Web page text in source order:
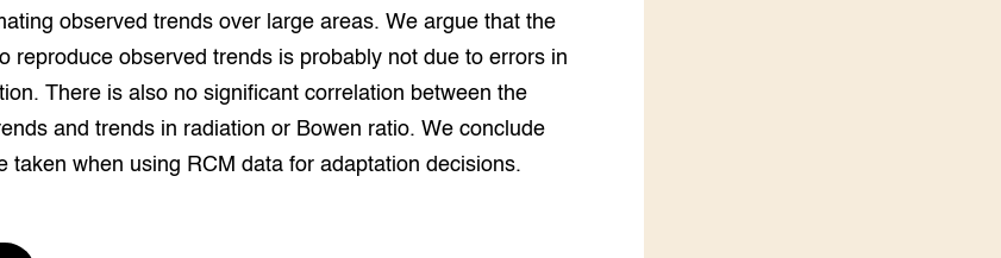
&
en
observed trends over large areas. We argue that the
reproduce observed trends is probably not due to errors in
There is also no significant correlation between the
and trends in radiation or Bowen ratio. We conclude
taken when using RCM data for adaptation decisions.